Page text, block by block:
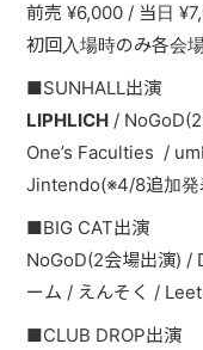
前売 ¥6,000 / 当日
初回入場時のみ各会
■SUNHALL出演
LIPHLICH /
One’s Faculties /
Jintendo(※4/8追加発
■BIG CAT出演
NoGoD(2会場出演)
ーム / えんそく /
■CLUB DROP出演